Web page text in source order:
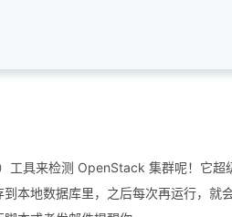
具来检测 OpenStack 集群呢！它超
本地数据库里，之后每次再运行，就